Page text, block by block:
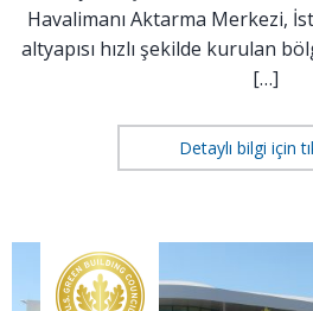
Havalimanı Aktarma Merkezi,
altyapısı hızlı şekilde kurulan
[…]
Detaylı bilgi için